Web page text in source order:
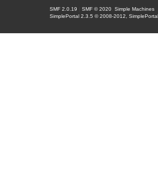
SMF 2.0.19 |SMF © 2020 ,Simple Machines
SimplePortal 2.3.5 © 2008-2012, SimplePortal